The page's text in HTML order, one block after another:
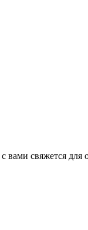
свяжется для